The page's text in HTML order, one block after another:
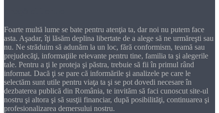
Foarte multă lume se bate pentru atenţia ta, dar noi nu putem face
asta. Aşadar, îţi lăsăm deplina libertate de a alege să ne urmăreşti sau
nu. Ne străduim să adunăm la un loc, fără conformism, teamă sau
prejudecăţi, informaţiile relevante pentru tine, familia ta şi alegerile
tale. Pentru a ţi le proteja şi păstra, trebuie să fii în primul rând
informat. Dacă ţi se pare că informările şi analizele pe care le
selectăm sunt utile pentru viaţa ta şi se pot dovedi necesare în
dezbaterea publică din România, te invităm să faci cunoscut site-ul
nostru şi altora şi să susţii financiar, după posibilităţi, continuarea şi
profesionalizarea demersului nostru.